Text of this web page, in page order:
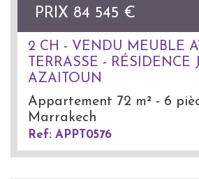
PRIX 84 545 €
2 CH - VENDU MEUBLE
TERRASSE - RÉSIDENCE
AZAITOUN
Appartement 72 m² - 6
Marrakech
Ref: APPT0576